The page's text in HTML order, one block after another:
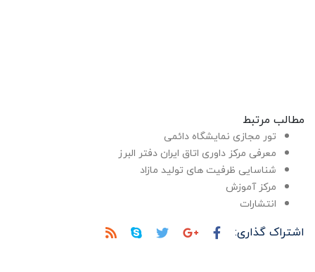
مطالب مرتبط
تور مجازی نمایشگاه دائمی
معرفی مرکز داوری اتاق ایران دفتر البرز
شناسایی ظرفیت های تولید مازاد
مرکز آموزش
انتشارات
اشتراک گذاری: